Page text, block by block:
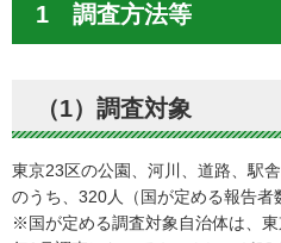
1 調査方法等
（1）調査対象
東京23区の公園、河川、道路、駅
のうち、320人（国が定める報告者
※国が定める調査対象自治体は、